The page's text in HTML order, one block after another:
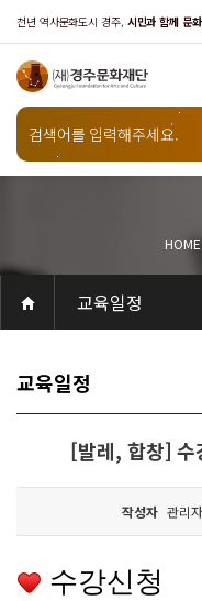
천년 역사문화도시 경주, 시민과 함께 문
교육일정
공연
공연일정
객석안내
화랑홀
화랑홀 2층
화랑홀 3층
원화홀
티켓안내
티켓안내
티켓예매
티켓수령
할인규정
취소·환불규정
문화나눔티켓
공연예절·서비스
공연장 관람예절
공연장 편의서비
전시
전시일정
현재전시
예정전시
지난전시
전시연계교육신
알천미술관소장
전시예절·서비스
미술관 관람예절
미술관 편의서비
아카데미
교육일정
문화행사
행사일정
행사소개
경주 대릉원돌담
국제경주역사문
금속공예관
경주 e스포츠 페
돗자리피크닉
국제경주역사문
교촌문화공연 신
신라문화제
국제뮤직페스티
경주문화관1918
교촌버스킹
지역예술인 지원
봉황대 뮤직스퀘
경주국악여행
제야의 종 타종식
한수원아트페스
한복문화주간
동아시아 문화도
MyK FESTA in
경주시 관광기념
뉴스
갤러리
대관
대관공고·절차
경주예술의전당
경주문화관1918
대관운영조례
운영조례
경주예술의전당
운영규칙
공연장 및 부대
알천미술관
경주문화관1918
사용료
경주예술의전당
경주문화관1918
대관신청
경주예술의전당
경주문화관1918
시설소개
경주예술의전당
시설소개
공연장
화랑홀
원화홀
알천미술관
기타시설
경주문화관1918
시립예술단
시립극단
시립극단 소개
단원현황
시립합창단
시립합창단 소개
단원현황
시립신라고취대
시립신라고취대
단원현황
연간일정
열린마당
공지사항
공지사항
입찰정보
채용정보
자료실
홍보·보도자료
서식·매뉴얼
웹진
Q&A
FAQ
가입 및 정보
공연
전시
아카데미
대관
기타
질문과답변
우수고객
회원안내 · 혜택
우수고객
경주문화재단
인사말
재단소개
비전전략
사업안내
연혁
재단CI
조직도
ESG 윤리·경영
ESG경영 선언문
인권경영선언문
임직원행동강령
문화서비스윤리
통합신고센터
경영공시
경영목표 예산서
결산서
임원 및 운영인
경영실적
외부기관 감사
기타공시
계약현황
기부금현황
업무추진비 복리
오시는길
경주예술의전당
경주문화관1918
신라금속공예관
교육일정
[발레, 합창] 수
작성자 관리자
수강신청